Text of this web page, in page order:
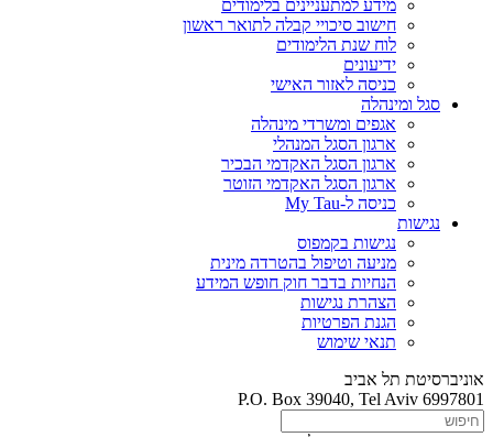
מידע למתעניינים בלימודים
חישוב סיכויי קבלה לתואר ראשון
לוח שנת הלימודים
ידיעונים
כניסה לאזור האישי
סגל ומינהלה
אגפים ומשרדי מינהלה
ארגון הסגל המנהלי
ארגון הסגל האקדמי הבכיר
ארגון הסגל האקדמי הזוטר
כניסה ל-My Tau
נגישות
נגישות בקמפוס
מניעה וטיפול בהטרדה מינית
הנחיות בדבר חוק חופש המידע
הצהרת נגישות
הגנת הפרטיות
תנאי שימוש
אוניברסיטת תל אביב
P.O. Box 39040, Tel Aviv 6997801